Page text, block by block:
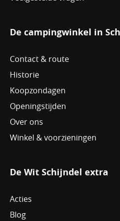
Korfbalschoenen
Squash
Step
Verkoelingsproducten
Zonnebrillen
De campingwinkel in
Contact & route
Historie
Koopzondagen
Openingstijden
Over ons
Winkel & voorzieningen
De Wit Schijndel extra
Acties
Blog